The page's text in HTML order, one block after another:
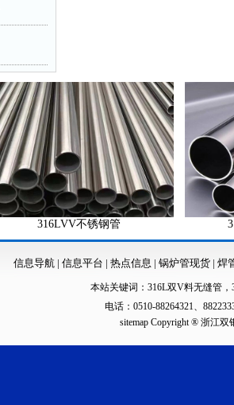
316LVV不锈钢管
信息导航| 信息平台 | 热点信息 | 锅炉管现货 | 焊
本站关键词： 316L双V料无缝管 ，
电话：0510-88264321、
sitemapCopyright ® 浙江双